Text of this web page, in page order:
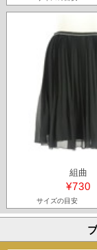
組曲
¥730
サイズの目安